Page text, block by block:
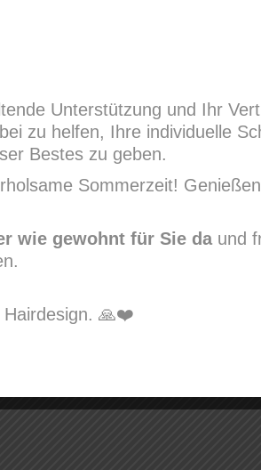
Unterstützung und Ihr
zu helfen, Ihre individuelle
Bestes zu geben.
Sommerzeit!
wie gewohnt für Sie daund
Hairdesign. 🙏❤️